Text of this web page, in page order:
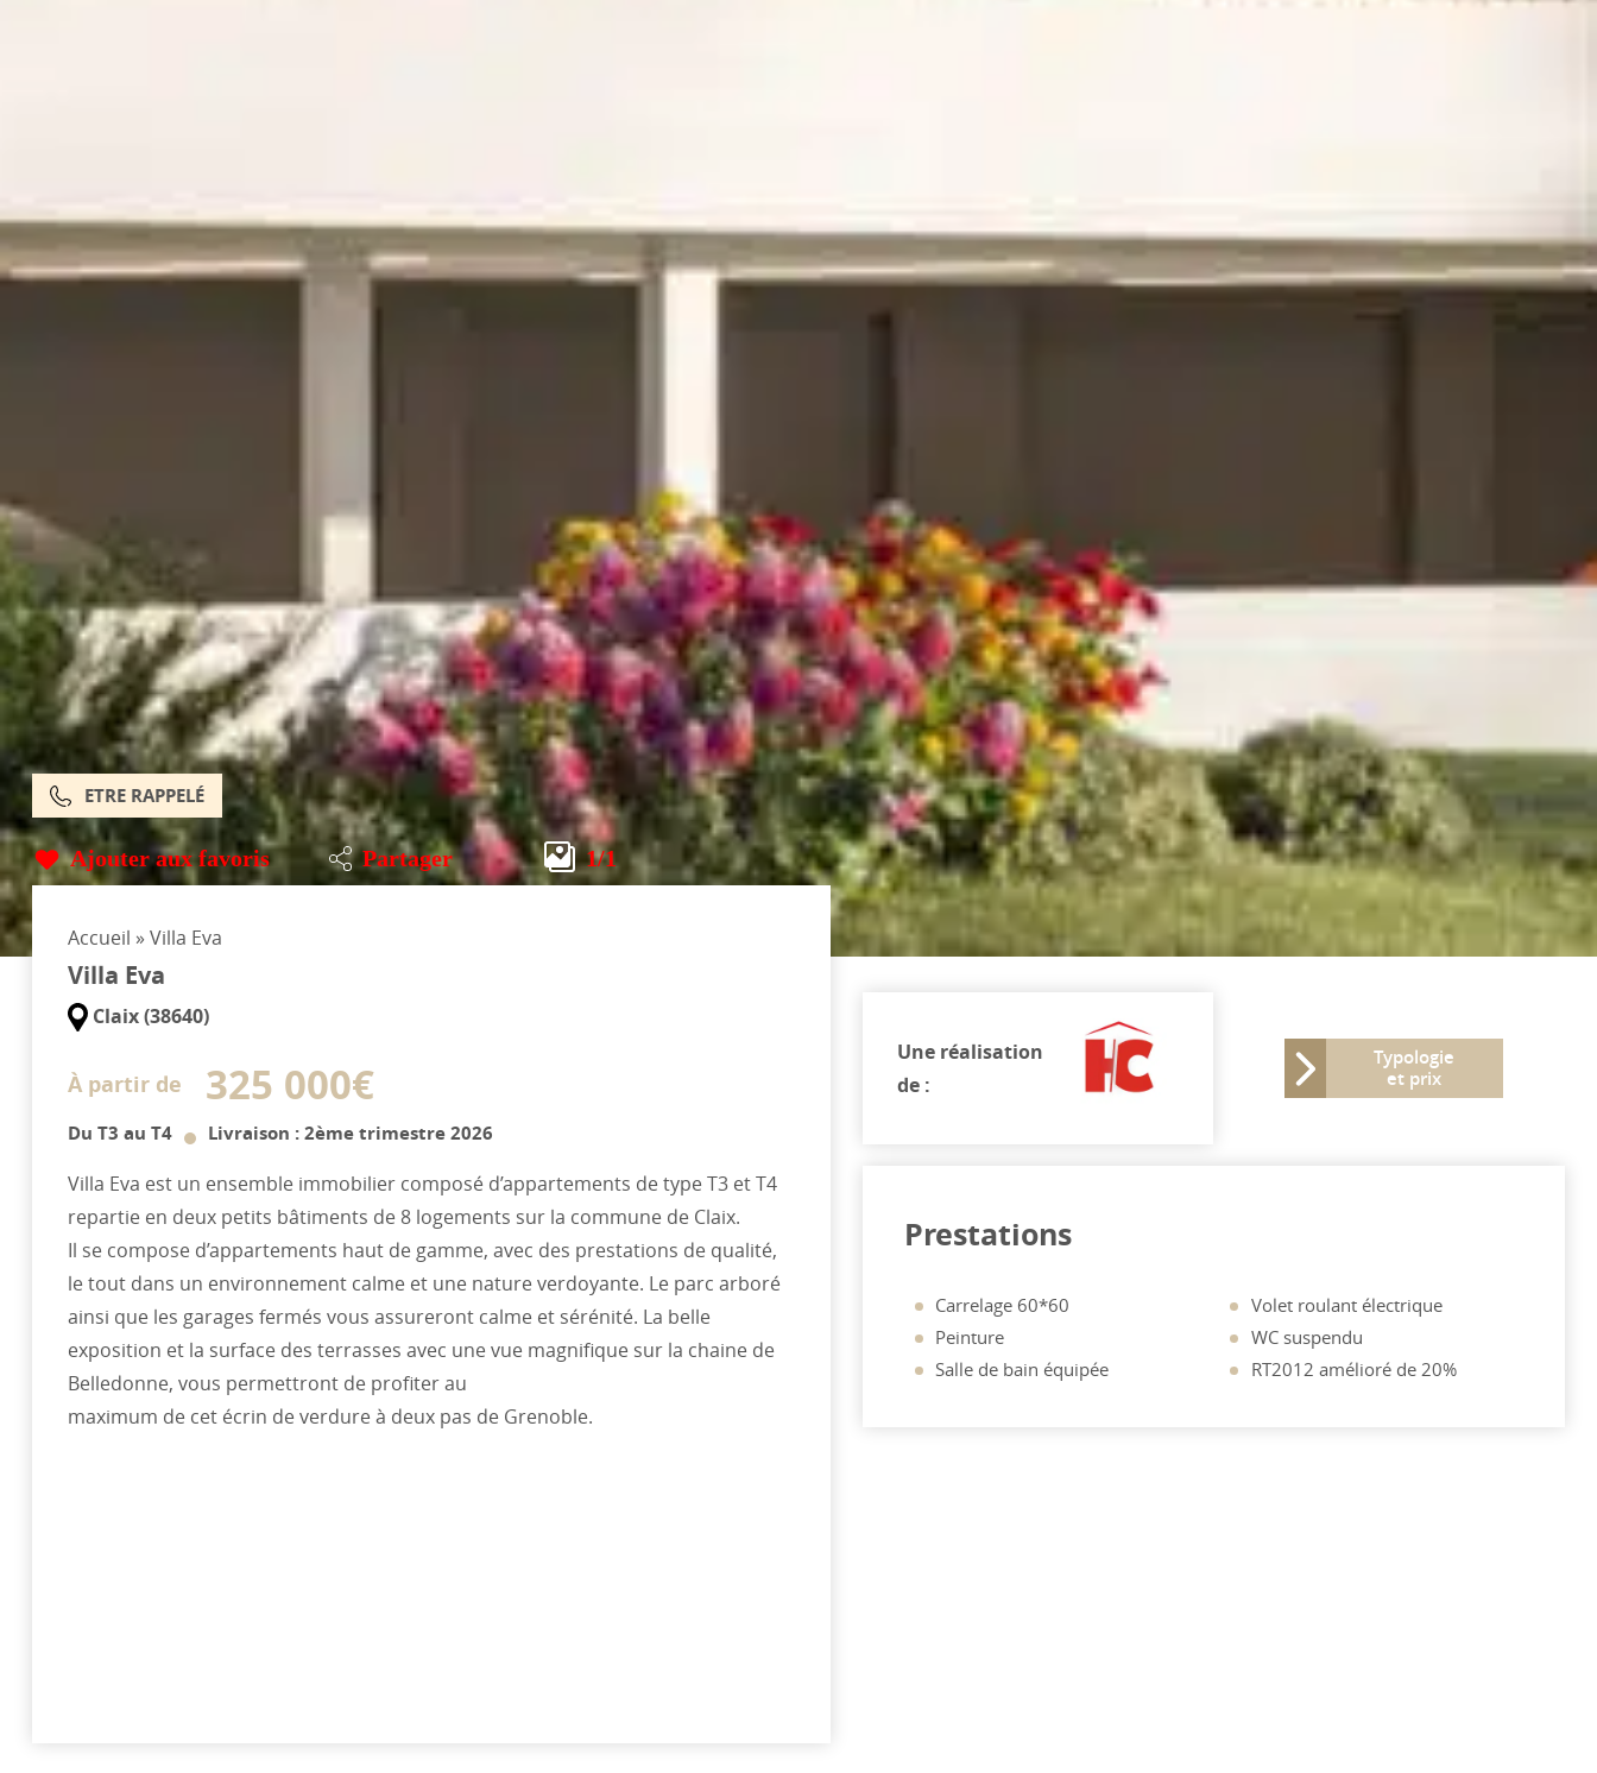
ETRE RAPPELÉ
Ajouter aux favoris Partager 1/1
Accueil »Villa Eva
Villa Eva
Claix (38640)
À partir de 325 000€
Du T3 au T4 Livraison : 2ème trimestre 2026
Villa Eva est un ensemble immobilier composé d’appartements de type T3 et T4
repartie en deux petits bâtiments de 8 logements sur la commune de Claix.
Il se compose d’appartements haut de gamme, avec des prestations de qualité,
le tout dans un environnement calme et une nature verdoyante. Le parc arboré
ainsi que les garages fermés vous assureront calme et sérénité. La belle
exposition et la surface des terrasses avec une vue magnifique sur la chaine de
Belledonne, vous permettront de profiter au
maximum de cet écrin de verdure à deux pas de Grenoble.
Une réalisation
de :
Typologie
et prix
Prestations
Carrelage 60*60
Peinture
Salle de bain équipée
Volet roulant électrique
WC suspendu
RT2012 amélioré de 20%